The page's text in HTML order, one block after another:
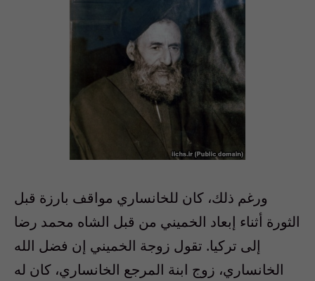
ورغم ذلك، كان للخانساري مواقف بارزة قبل
الثورة أثناء إبعاد الخميني من قبل الشاه محمد رضا
إلى تركيا. تقول زوجة الخميني إن فضل الله
الخانساري، زوج ابنة المرجع الخانساري، كان له